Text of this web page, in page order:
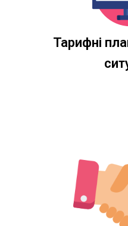
Тарифні